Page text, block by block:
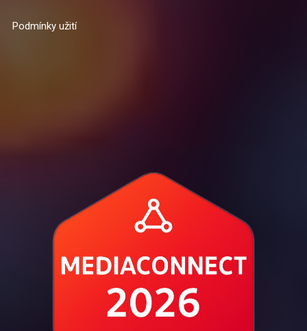
Podmínky užití